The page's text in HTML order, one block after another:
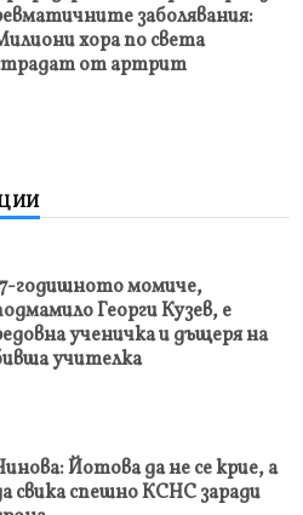
заболявания:
хора по света
от артрит
годишното момиче,
Георги Кузев, е
ученичка и дъщеря на
учителка
Йотова да не се крие, а
свика спешно КСНС заради